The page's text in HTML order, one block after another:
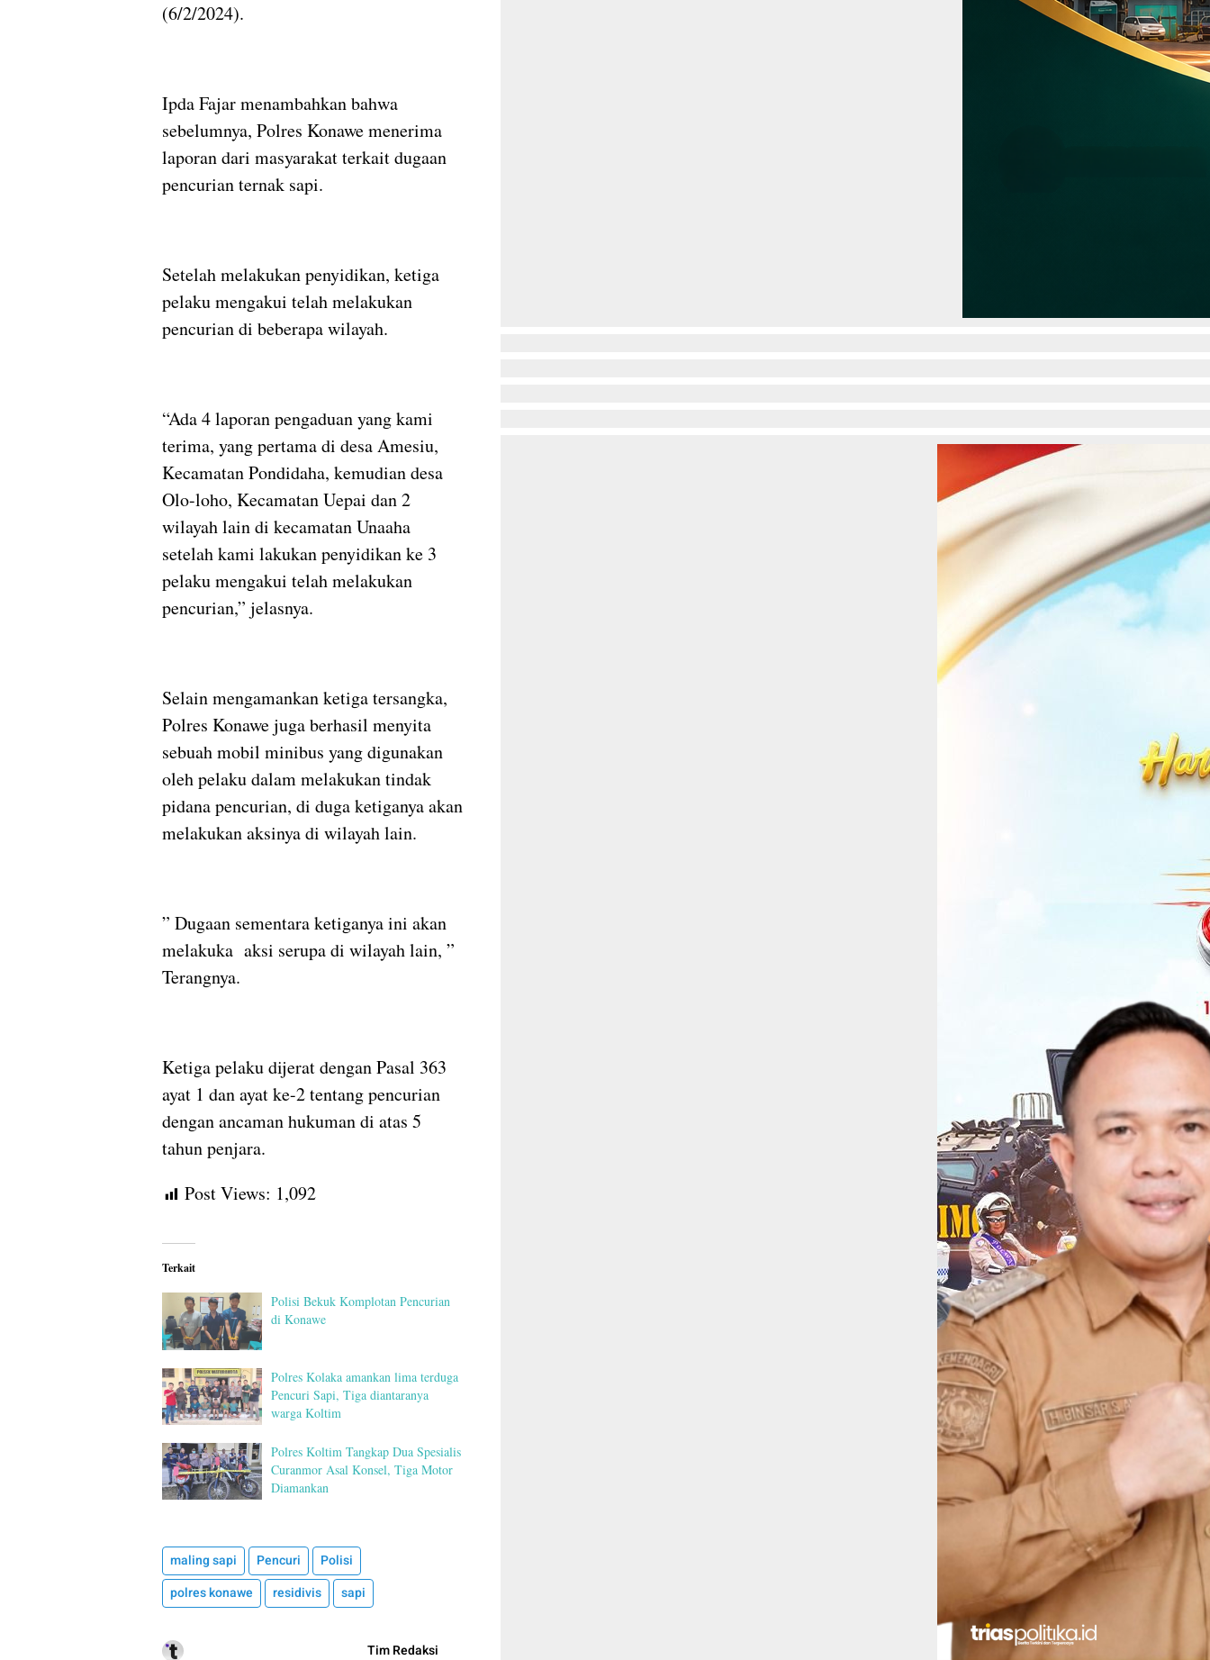
(6/2/2024).
Ipda Fajar menambahkan bahwa
sebelumnya, Polres Konawe menerima
laporan dari masyarakat terkait dugaan
pencurian ternak sapi.
Setelah melakukan penyidikan, ketiga
pelaku mengakui telah melakukan
pencurian di beberapa wilayah.
“Ada 4 laporan pengaduan yang kami
terima, yang pertama di desa Amesiu,
Kecamatan Pondidaha, kemudian desa
Olo-loho, Kecamatan Uepai dan 2
wilayah lain di kecamatan Unaaha
setelah kami lakukan penyidikan ke 3
pelaku mengakui telah melakukan
pencurian,” jelasnya.
Selain mengamankan ketiga tersangka,
Polres Konawe juga berhasil menyita
sebuah mobil minibus yang digunakan
oleh pelaku dalam melakukan tindak
pidana pencurian, di duga ketiganya akan
melakukan aksinya di wilayah lain.
” Dugaan sementara ketiganya ini akan
melakuka aksi serupa di wilayah lain, ”
Terangnya.
Ketiga pelaku dijerat dengan Pasal 363
ayat 1 dan ayat ke-2 tentang pencurian
dengan ancaman hukuman di atas 5
tahun penjara.
Post Views: 1,092
Terkait
Polisi Bekuk Komplotan Pencurian
di Konawe
Polres Kolaka amankan lima terduga
Pencuri Sapi, Tiga diantaranya
warga Koltim
Polres Koltim Tangkap Dua Spesialis
Curanmor Asal Konsel, Tiga Motor
Diamankan
maling sapi Pencuri
Polisi
polres konawe
residivis sapi
Tim Redaksi